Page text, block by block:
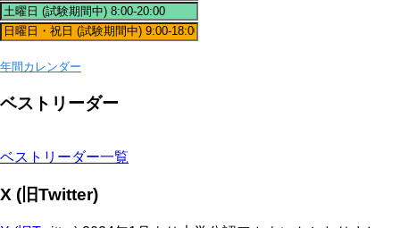
年間カレンダー
ベストリーダー
ベストリーダー一覧
X (旧Twitter)